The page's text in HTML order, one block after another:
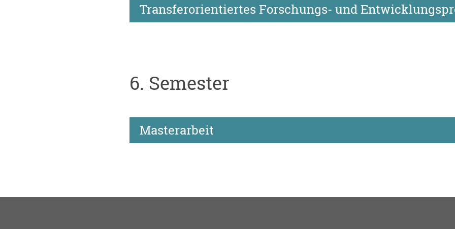
Transferorientiertes Forschungs- und
6. Semester
Masterarbeit